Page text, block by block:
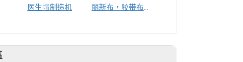
医生帽制造机 丽新布，胶带布，聚酯布